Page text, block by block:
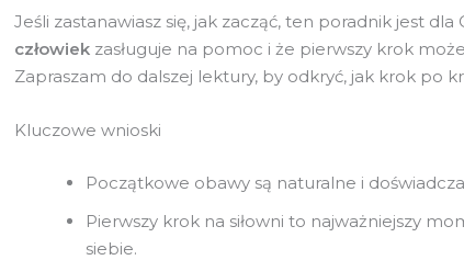
Jeśli zastanawiasz się, jak zacząć, ten poradnik jest dla
człowiek zasługuje na pomoc i że pierwszy krok może
Zapraszam do dalszej lektury, by odkryć, jak krok po
Kluczowe wnioski
Początkowe obawy są naturalne i
Pierwszy krok na siłowni to najważniejszy
siebie.